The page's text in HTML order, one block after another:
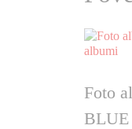
Foto
BLUE